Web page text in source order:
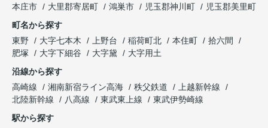
本庄市
大里郡寄居町 鴻巣市 児玉郡神川町
児玉郡美里町
町名から探す
東野
大字七本木 上野台 稲荷町北 本住町
拾六間
肥塚
大字下細谷 大字黛
大字用土
沿線から探す
高崎線
湘南新宿ライン高海 秩父鉄道
上越新幹線
北陸新幹線
八高線 東武東上線
東武伊勢崎線
駅から探す